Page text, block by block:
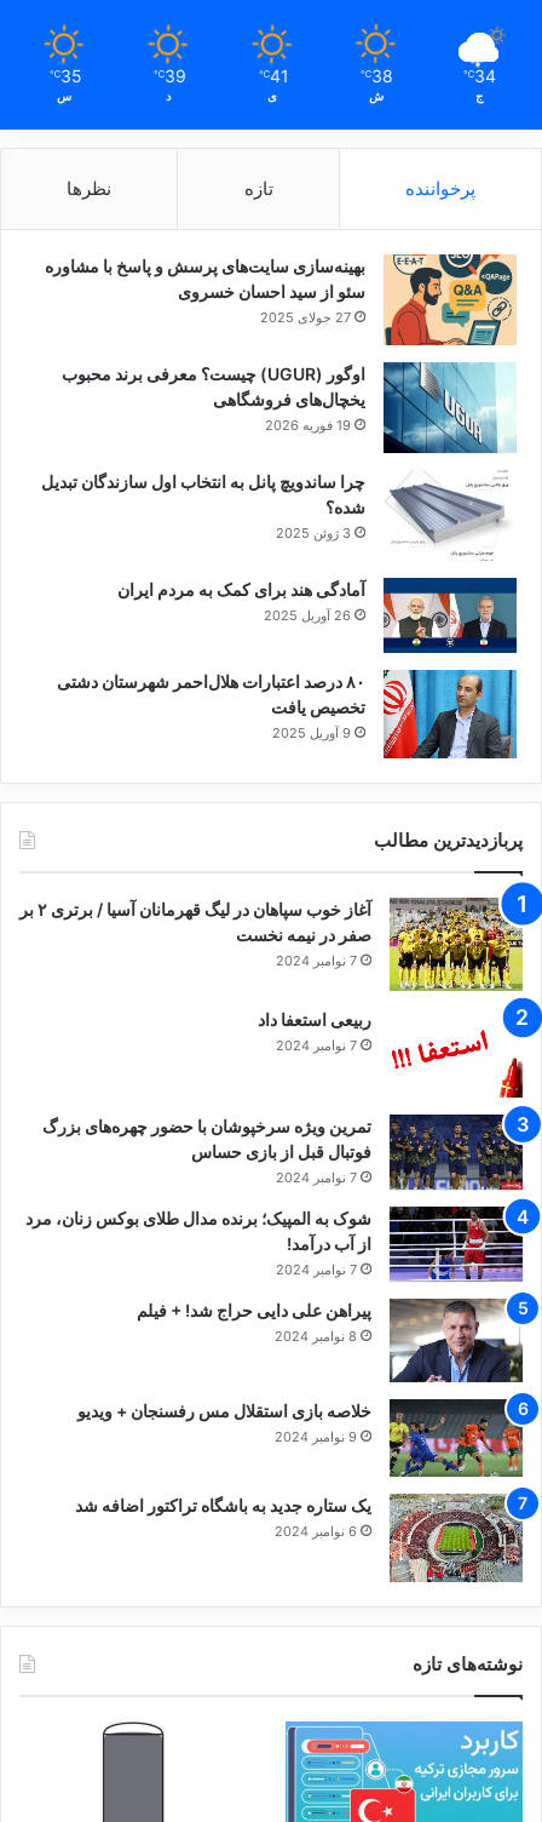
34
℃
ج
38
℃
ش
41
℃
ی
39
℃
د
35
℃
س
پرخواننده تازه نظرها
بهینه‌سازی سایت‌های پرسش و پاسخ با مشاوره
سئو از سید احسان خسروی
27 جولای 2025
اوگور (UGUR) چیست؟ معرفی برند محبوب
یخچال‌های فروشگاهی
19 فوریه 2026
چرا ساندویچ پانل به انتخاب اول سازندگان تبدیل
شده؟
3 ژوئن 2025
آمادگی هند برای کمک به مردم ایران
26 آوریل 2025
۸۰ درصد اعتبارات هلال‌احمر شهرستان دشتی
تخصیص یافت
9 آوریل 2025
پربازدیدترین مطالب
آغاز خوب سپاهان در لیگ قهرمانان آسیا / برتری ۲ بر
صفر در نیمه نخست
7 نوامبر 2024
ربیعی استعفا داد
7 نوامبر 2024
تمرین ویژه سرخپوشان با حضور چهره‌های بزرگ
فوتبال قبل از بازی حساس
7 نوامبر 2024
شوک به المپیک؛ برنده مدال طلای بوکس زنان، مرد
از آب درآمد!
7 نوامبر 2024
پیراهن علی دایی حراج شد! + فیلم
8 نوامبر 2024
خلاصه بازی استقلال مس رفسنجان + ویدیو
9 نوامبر 2024
یک ستاره جدید به باشگاه تراکتور اضافه شد
6 نوامبر 2024
نوشته‌های تازه